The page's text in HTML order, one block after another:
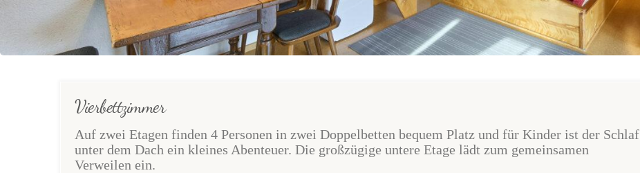
Vierbettzimmer
Auf zwei Etagen finden 4 Personen in zwei Doppelbetten bequem Platz und für Kinder ist der Schlaf
unter dem Dach ein kleines Abenteuer. Die großzügige untere Etage lädt zum gemeinsamen
Verweilen ein.